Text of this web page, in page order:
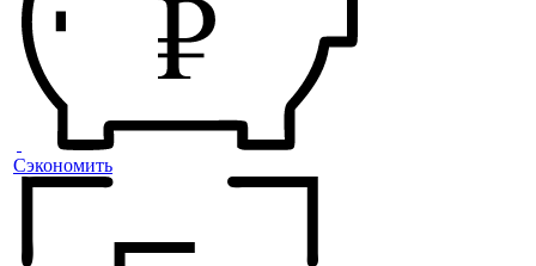
Сэкономить